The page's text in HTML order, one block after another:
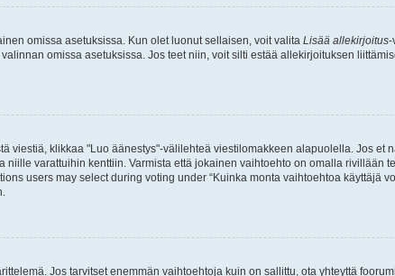
omissa asetuksissa. Kun olet luonut sellaisen, voit valita Lisää allekirjoitus-
omissa asetuksissa. Jos teet niin, voit silti estää allekirjoituksen
viestiä, klikkaa "Luo äänestys"-välilehteä viestilomakkeen alapuolella. Jos et
varattuihin kenttiin. Varmista että jokainen vaihtoehto on omalla rivillään
users may select during voting under “Kuinka monta vaihtoehtoa käyttäjä
Jos tarvitset enemmän vaihtoehtoja kuin on sallittu, ota yhteyttä